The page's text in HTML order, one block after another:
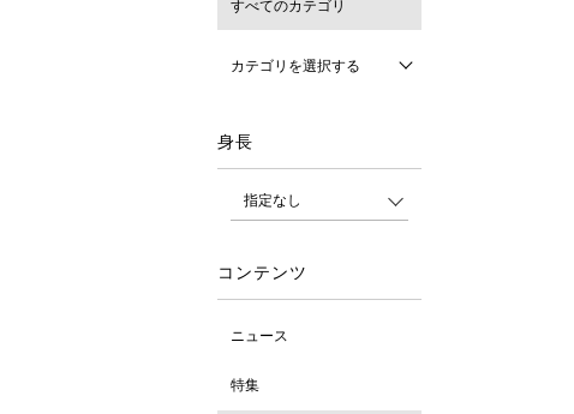
すべてのカテゴリ
カテゴリを選択する
身長
コンテンツ
ニュース
特集